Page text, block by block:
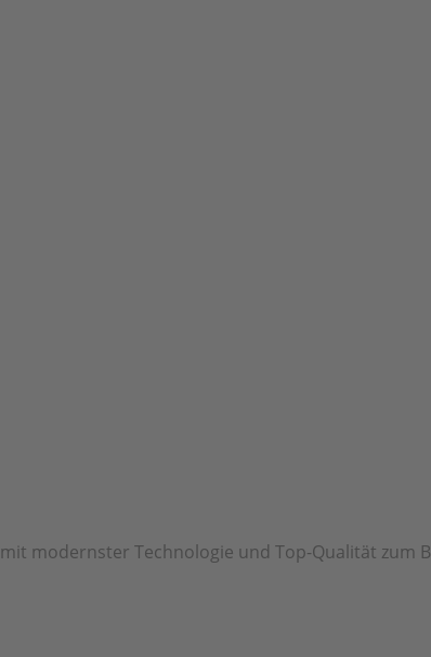
modernster Technologie und Top-Qualität zum